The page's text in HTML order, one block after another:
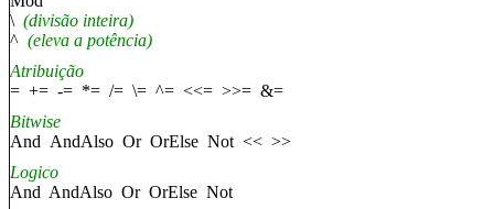
\ (divisão inteira)
^ (eleva a potência)
Atribuição
= += -= *= /= \= ^= <<= >>= &=
Bitwise
And AndAlso Or OrElse Not << >>
Logico
And AndAlso Or OrElse Not